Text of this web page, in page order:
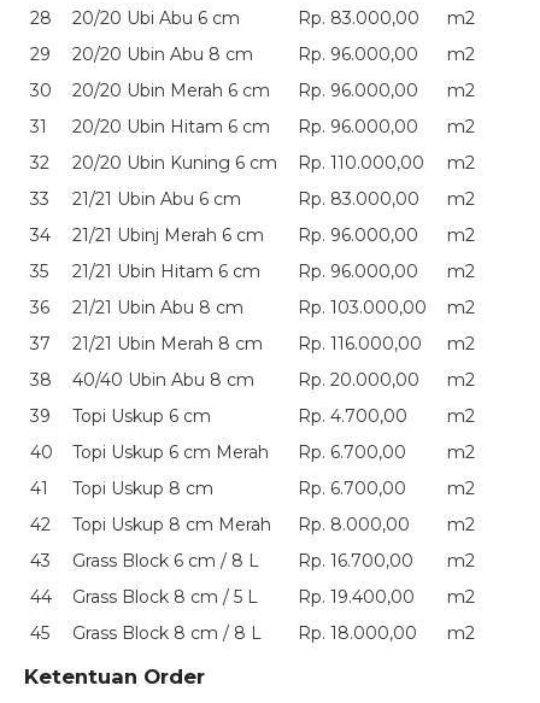
28
20/20 Ubi Abu 6 cm Rp. 83.000,00
m2
29
20/20 Ubin Abu 8 cm Rp. 96.000,00
m2
30
20/20 Ubin Merah 6 cm Rp. 96.000,00
m2
31
20/20 Ubin Hitam 6 cm Rp. 96.000,00
m2
32
20/20 Ubin Kuning 6 cm Rp. 110.000,00
m2
33
21/21 Ubin Abu 6 cm Rp. 83.000,00
m2
34
21/21 Ubinj Merah 6 cm Rp. 96.000,00
m2
35
21/21 Ubin Hitam 6 cm Rp. 96.000,00
m2
36
21/21 Ubin Abu 8 cm Rp. 103.000,00
m2
37
21/21 Ubin Merah 8 cm Rp. 116.000,00
m2
38
40/40 Ubin Abu 8 cm Rp. 20.000,00
m2
39
Topi Uskup 6 cm Rp. 4.700,00
m2
40
Topi Uskup 6 cm Merah Rp. 6.700,00
m2
41
Topi Uskup 8 cm Rp. 6.700,00
m2
42
Topi Uskup 8 cm Merah Rp. 8.000,00
m2
43
Grass Block 6 cm / 8 L Rp. 16.700,00
m2
44
Grass Block 8 cm / 5 L Rp. 19.400,00
m2
45
Grass Block 8 cm / 8 L Rp. 18.000,00 m2
Ketentuan Order